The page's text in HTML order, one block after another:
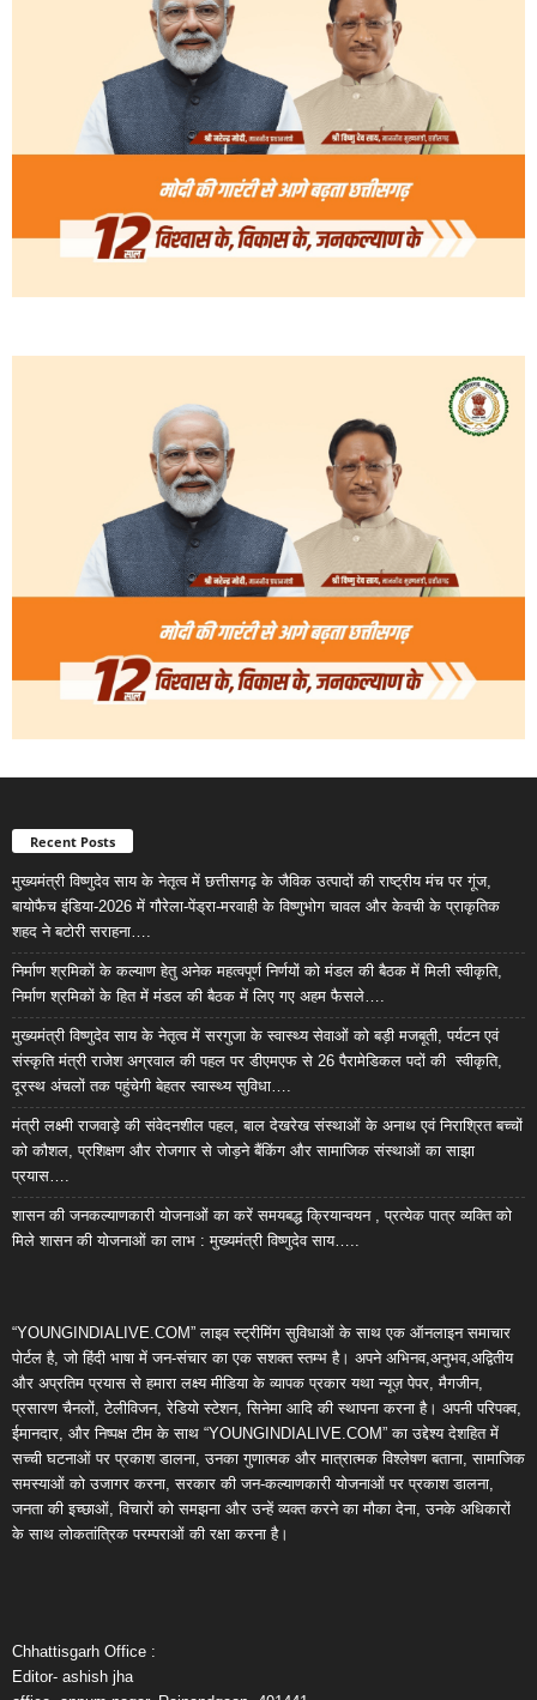
Recent Posts
मुख्यमंत्री विष्णुदेव साय के नेतृत्व में छत्तीसगढ़ के जैविक उत्पादों की राष्ट्रीय मंच पर गूंज,
बायोफैच इंडिया-2026 में गौरेला-पेंड्रा-मरवाही के विष्णुभोग चावल और केवची के प्राकृतिक
शहद ने बटोरी सराहना….
निर्माण श्रमिकों के कल्याण हेतु अनेक महत्वपूर्ण निर्णयों को मंडल की बैठक में मिली स्वीकृति,
निर्माण श्रमिकों के हित में मंडल की बैठक में लिए गए अहम फैसले….
मुख्यमंत्री विष्णुदेव साय के नेतृत्व में सरगुजा के स्वास्थ्य सेवाओं को बड़ी मजबूती, पर्यटन एवं
संस्कृति मंत्री राजेश अग्रवाल की पहल पर डीएमएफ से 26 पैरामेडिकल पदों की स्वीकृति,
दूरस्थ अंचलों तक पहुंचेगी बेहतर स्वास्थ्य सुविधा….
मंत्री लक्ष्मी राजवाड़े की संवेदनशील पहल, बाल देखरेख संस्थाओं के अनाथ एवं निराश्रित बच्चों
को कौशल, प्रशिक्षण और रोजगार से जोड़ने बैंकिंग और सामाजिक संस्थाओं का साझा
प्रयास….
शासन की जनकल्याणकारी योजनाओं का करें समयबद्ध क्रियान्वयन , प्रत्येक पात्र व्यक्ति को
मिले शासन की योजनाओं का लाभ : मुख्यमंत्री विष्णुदेव साय…..
“YOUNGINDIALIVE.COM” लाइव स्ट्रीमिंग सुविधाओं के साथ एक ऑनलाइन समाचार
पोर्टल है, जो हिंदी भाषा में जन-संचार का एक सशक्त स्तम्भ है। अपने अभिनव,अनुभव,अद्वितीय
और अप्रतिम प्रयास से हमारा लक्ष्य मीडिया के व्यापक प्रकार यथा न्यूज़ पेपर, मैगजीन,
प्रसारण चैनलों, टेलीविजन, रेडियो स्टेशन, सिनेमा आदि की स्थापना करना है। अपनी परिपक्व,
ईमानदार, और निष्पक्ष टीम के साथ “YOUNGINDIALIVE.COM” का उद्देश्य देशहित में
सच्ची घटनाओं पर प्रकाश डालना, उनका गुणात्मक और मात्रात्मक विश्लेषण बताना, सामाजिक
समस्याओं को उजागर करना, सरकार की जन-कल्याणकारी योजनाओं पर प्रकाश डालना,
जनता की इच्छाओं, विचारों को समझना और उन्हें व्यक्त करने का मौका देना, उनके अधिकारों
के साथ लोकतांत्रिक परम्पराओं की रक्षा करना है।
Chhattisgarh Office :
Editor- ashish jha